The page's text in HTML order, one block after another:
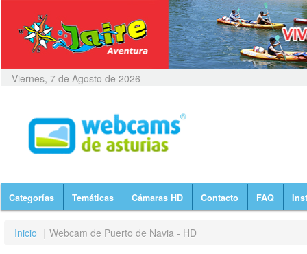
Viernes, 7 de Agosto de 2026
Categorías Temáticas Cámaras HD Contacto FAQ
Inicio | Webcam de Puerto de Navia - HD